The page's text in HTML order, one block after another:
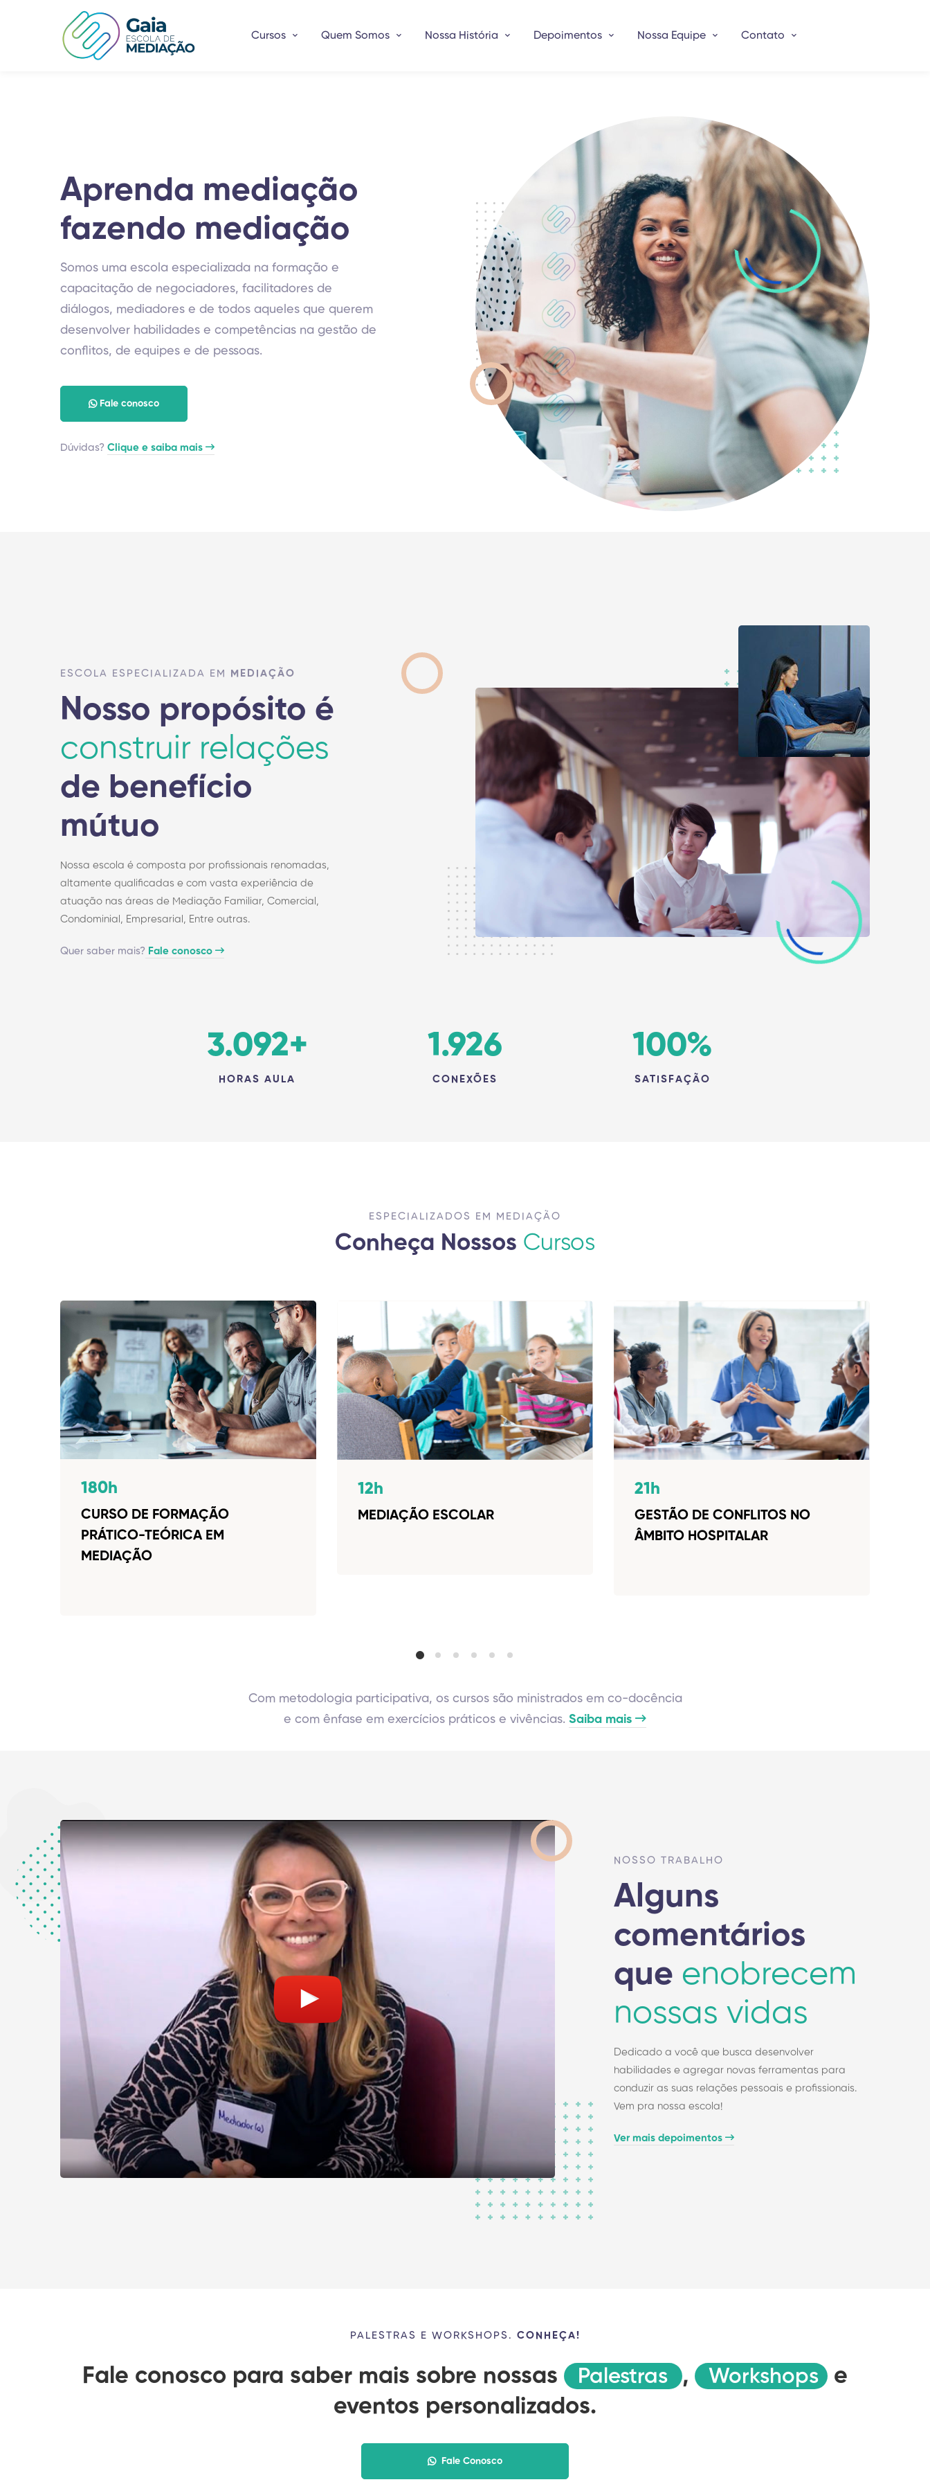
Cursos Quem Somos Nossa História Depoimentos Nossa Equipe Contato
Aprenda mediação
fazendo mediação
Somos uma escola especializada na formação e
capacitação de negociadores, facilitadores de
diálogos, mediadores e de todos aqueles que querem
desenvolver habilidades e competências na gestão de
conflitos, de equipes e de pessoas.
Fale conosco
Dúvidas? Clique e saiba mais
ESCOLA ESPECIALIZADA EM MEDIAÇÃO
Nosso propósito é
construir relações
de benefício
mútuo
Nossa escola é composta por profissionais renomadas,
altamente qualificadas e com vasta experiência de
atuação nas áreas de Mediação Familiar, Comercial,
Condominial, Empresarial, Entre outras.
Quer saber mais? Fale conosco
3.092+
HORAS AULA
1.926
CONEXÕES
100%
SATISFAÇÃO
ESPECIALIZADOS EM MEDIAÇÃO
Conheça Nossos Cursos
180h
CURSO DE FORMAÇÃO
PRÁTICO-TEÓRICA EM
MEDIAÇÃO
12h
MEDIAÇÃO ESCOLAR
21h
GESTÃO DE CONFLITOS NO
ÂMBITO HOSPITALAR
Com metodologia participativa, os cursos são ministrados em co-docência
e com ênfase em exercícios práticos e vivências. Saiba mais
NOSSO TRABALHO
Alguns
comentários
que enobrecem
nossas vidas
Dedicado a você que busca desenvolver
habilidades e agregar novas ferramentas para
conduzir as suas relações pessoais e profissionais.
Vem pra nossa escola!
Ver mais depoimentos
PALESTRAS E WORKSHOPS. CONHEÇA!
Fale conosco para saber mais sobre nossas Palestras , Workshops
e
eventos personalizados.
Fale Conosco